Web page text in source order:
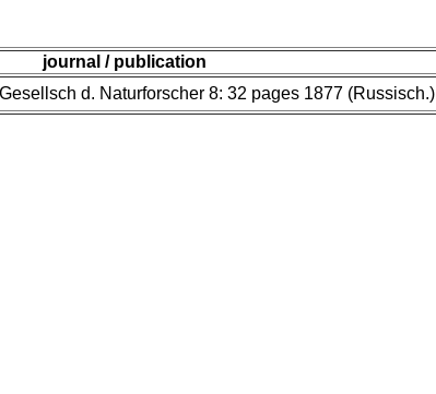
journal / publication
d. Naturforscher 8: 32 pages 1877 (Russisch.)